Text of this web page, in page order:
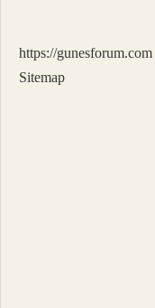
https://gunesforum.com
Sitemap